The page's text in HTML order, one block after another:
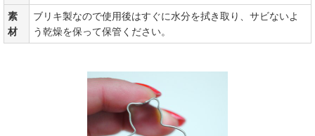
素
材
ブリキ製なので使用後はすぐに水分を拭き取り、サビないよ
う乾燥を保って保管ください。